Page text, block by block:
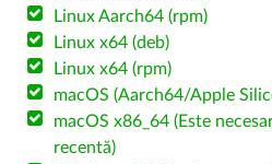
Linux Aarch64 (rpm)
Linux x64 (deb)
Linux x64 (rpm)
macOS (Aarch64/Apple
macOS x86_64 (Este
recentă)